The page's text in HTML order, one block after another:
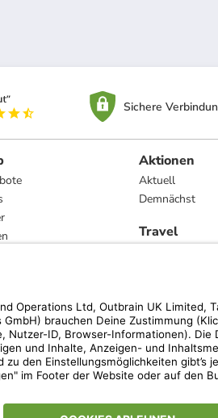
Sichere
Aktionen
Aktuell
Demnächst
Travel
Prozentangaben beziehen sich auf den